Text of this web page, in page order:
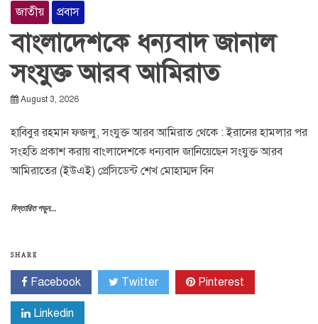
জাতীয় প্রবাস
বাংলাদেশকে ধন্যবাদ জানাল
সংযুক্ত আরব আমিরাত
August 3, 2026
হাবিবুর রহমান ফজলু, সংযুক্ত আরব আমিরাত থেকে : ইরানের হামলার পর
সংহতি প্রকাশ করায় বাংলাদেশকে ধন্যবাদ জানিয়েছেন সংযুক্ত আরব
আমিরাতের (ইউএই) প্রেসিডেন্ট শেখ মোহাম্মদ বিন
বিস্তারিত পড়ুন...
SHARE
Facebook Twitter Pinterest
Linkedin